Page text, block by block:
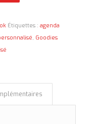
Étiquettes : agenda
, Goodies